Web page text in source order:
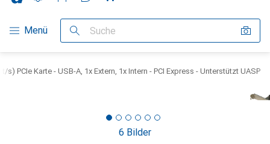
Navigation nach Kategorien
Menü Suche
s) PCIe Karte - USB-A, 1x Extern, 1x Intern - PCI Express - Unterstützt UASP
6 Bilder